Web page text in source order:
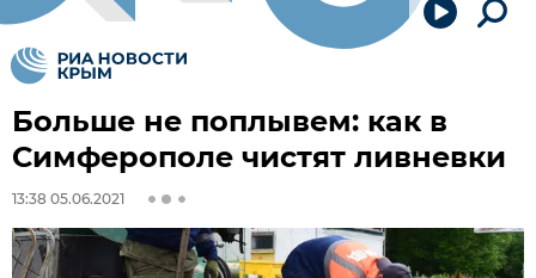
Больше не поплывем: как в
Симферополе чистят ливневки
13:38 05.06.2021